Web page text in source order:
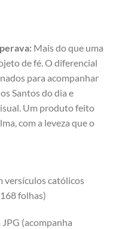
Mais do que uma
de fé. O diferencial
para acompanhar
Santos do dia e
Um produto feito
com a leveza que o
versículos católicos
folhas)
(acompanha